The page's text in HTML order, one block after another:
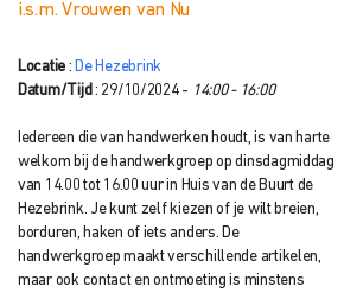
i.s.m. Vrouwen van Nu
Locatie : De Hezebrink
Datum/Tijd : 29/10/2024 - 14:00 - 16:00
Iedereen die van handwerken houdt, is van harte
welkom bij de handwerkgroep op dinsdagmiddag
van 14.00 tot 16.00 uur in Huis van de Buurt de
Hezebrink. Je kunt zelf kiezen of je wilt breien,
borduren, haken of iets anders. De
handwerkgroepmaakt verschillende artikelen,
maar ook contact en ontmoeting is minstens